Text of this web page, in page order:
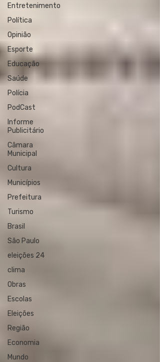
Entretenimento
Política
Opinião
Esporte
Educação
Saúde
Polícia
PodCast
Informe
Publicitário
Câmara
Municipal
Cultura
Municípios
Prefeitura
Turismo
Brasil
São Paulo
eleições 24
clima
Obras
Escolas
Eleições
Região
Economia
Mundo